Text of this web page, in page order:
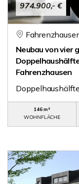
974.900,- €
Neubau von vier
Fahrenzhausen
Doppelhaushälfte
146 m²
WOHNFLÄCHE